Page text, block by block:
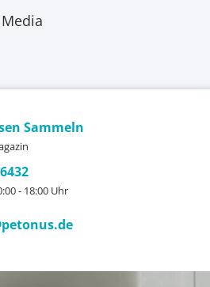
Sammeln
- 18:00 Uhr